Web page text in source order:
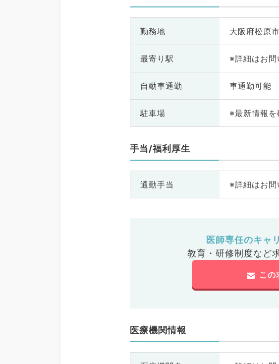
勤務地 大阪府松原市
最寄り駅 ※詳細はお
自動車通勤 車通勤可能
駐車場 ※最新情報
手当/福利厚生
通勤手当 ※詳細はお
医師専任のキャ
教育・研修制度など
この
医療機関情報